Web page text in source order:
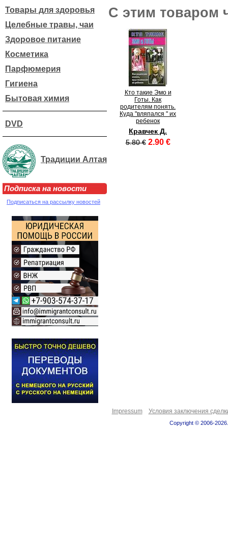
Товары для здоровья
Целебные травы, чаи
Здоровое питание
Косметика
Парфюмерия
Гигиена
Бытовая химия
DVD
Традиции Алтая
Подписка на новости
Подписаться на рассылку новостей
С этим товаром
Кто такие Эмо и
Готы. Как
родителям понять.
Куда "вляпался " их
ребенок
Кравчек Д.
5.80 € 2.90 €
Impressum Условия заключения
Copyright © 2006-